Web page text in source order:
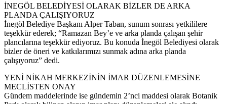
İNEGÖL BELEDİYESİ OLARAK BİZLER DE ARKA
PLANDA ÇALIŞIYORUZ
İnegöl Belediye Başkanı Alper Taban, sunum sonrası yetkililere
teşekkür ederek; “Ramazan Bey’e ve arka planda çalışan şehir
plancılarına teşekkür ediyoruz. Bu konuda İnegöl Belediyesi olarak
bizler de öneri ve katkılarımızı sunmak adına arka planda
çalışıyoruz” dedi.
YENİ NİKAH MERKEZİNİN İMAR DÜZENLEMESİNE
MECLİSTEN ONAY
Gündem maddelerinde ise gündemin 2’nci maddesi olarak Botanik